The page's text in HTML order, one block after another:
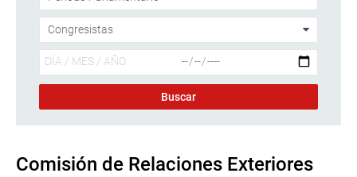
Comisión de Relaciones Exteriores